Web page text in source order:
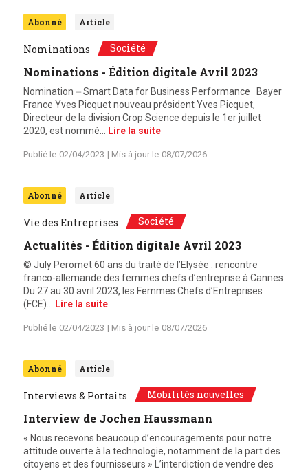
Abonné Article
Nominations Société
Nominations - Édition digitale Avril 2023
Nomination ⏤ Smart Data for Business Performance Bayer
France Yves Picquet nouveau président Yves Picquet,
Directeur de la division Crop Science depuis le 1er juillet
2020, est nommé…
Lire la suite
Publié le 02/04/2023 | Mis à jour le 08/07/2026
Abonné Article
Vie des Entreprises Société
Actualités - Édition digitale Avril 2023
© July Peromet 60 ans du traité de l’Elysée : rencontre
franco-allemande des femmes chefs d’entreprise à Cannes
Du 27 au 30 avril 2023, les Femmes Chefs d’Entreprises
(FCE)…
Lire la suite
Publié le 02/04/2023 | Mis à jour le 08/07/2026
Abonné Article
Interviews & Portaits Mobilités nouvelles
Interview de Jochen Haussmann
« Nous recevons beaucoup d’encouragements pour notre
attitude ouverte à la technologie, notamment de la part des
citoyens et des fournisseurs » L’interdiction de vendre des